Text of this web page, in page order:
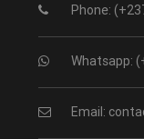
Phone:
Whatsapp:
Email: